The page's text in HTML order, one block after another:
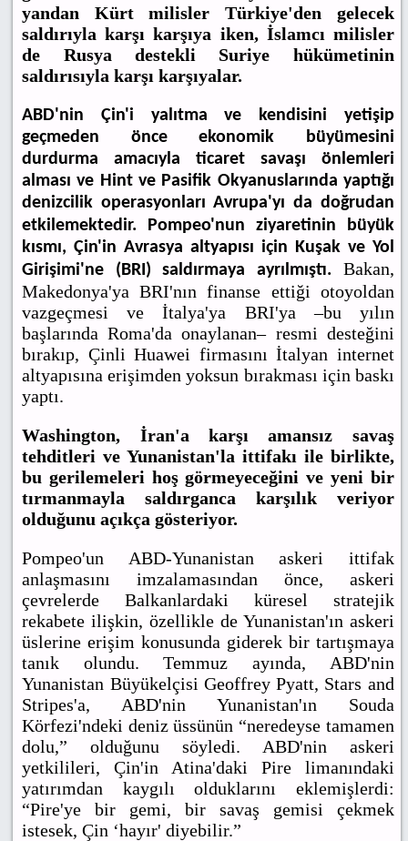
yandan Kürt milisler Türkiye'den gelecek
saldırıyla karşı karşıya iken, İslamcı milisler
de Rusya destekli Suriye hükümetinin
saldırısıyla karşı karşıyalar.
ABD'nin Çin'i yalıtma ve kendisini yetişip
geçmeden önce ekonomik büyümesini
durdurma amacıyla ticaret savaşı önlemleri
alması ve Hint ve Pasifik Okyanuslarında yaptığı
denizcilik operasyonları Avrupa'yı da doğrudan
etkilemektedir.
Pompeo'nun ziyaretinin büyük
kısmı, Çin'in Avrasya altyapısı için Kuşak ve Yol
Girişimi'ne (BRI) saldırmaya ayrılmıştı. Bakan,
Makedonya'ya BRI'nın finanse ettiği otoyoldan
vazgeçmesi ve İtalya'ya BRI'ya –bu yılın
başlarında Roma'da onaylanan– resmi desteğini
bırakıp, Çinli Huawei firmasını İtalyan internet
altyapısına erişimden yoksun bırakması için baskı
yaptı.
Washington, İran'a karşı amansız savaş
tehditleri ve Yunanistan'la ittifakı ile birlikte,
bu gerilemeleri hoş görmeyeceğini ve yeni bir
tırmanmayla saldırganca karşılık veriyor
olduğunu açıkça gösteriyor.
Pompeo'un ABD-Yunanistan askeri ittifak
anlaşmasını imzalamasından önce, askeri
çevrelerde Balkanlardaki küresel stratejik
rekabete ilişkin, özellikle de Yunanistan'ın askeri
üslerine erişim konusunda giderek bir tartışmaya
tanık olundu. Temmuz ayında, ABD'nin
Yunanistan Büyükelçisi Geoffrey Pyatt, Stars and
Stripes'a, ABD'nin Yunanistan'ın Souda
Körfezi'ndeki deniz üssünün “neredeyse tamamen
dolu,” olduğunu söyledi. ABD'nin askeri
yetkilileri, Çin'in Atina'daki Pire limanındaki
yatırımdan kaygılı olduklarını eklemişlerdi:
“Pire'ye bir gemi, bir savaş gemisi çekmek
istesek, Çin ‘hayır' diyebilir.”